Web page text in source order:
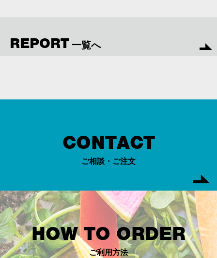
REPORT 一覧へ
CONTACT
ご相談・ご注文
HOW TO ORDER
ご利用方法